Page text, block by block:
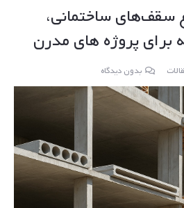
سقف‌های ساختمانی،
برای پروژه های مدرن
بدون دیدگاه